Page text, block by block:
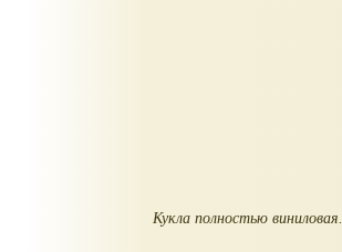
Кукла полностью виниловая.